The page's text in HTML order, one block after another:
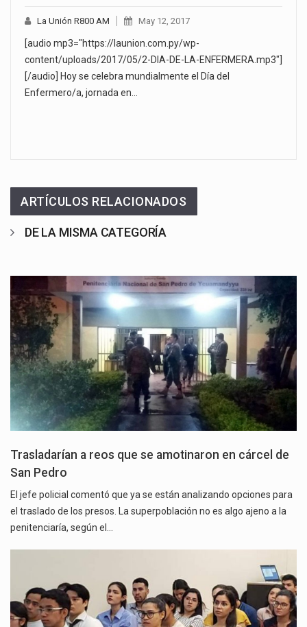
La Unión R800 AM May 12, 2017
[audio mp3="https://launion.com.py/wp-
content/uploads/2017/05/2-DIA-DE-LA-ENFERMERA.mp3"]
[/audio] Hoy se celebra mundialmente el Día del
Enfermero/a, jornada en…
ARTÍCULOS RELACIONADOS
DE LA MISMA CATEGORÍA
Trasladarían a reos que se amotinaron en cárcel de
San Pedro
El jefe policial comentó que ya se están analizando opciones para
el traslado de los presos. La superpoblación no es algo ajeno a la
penitenciaría, según el…